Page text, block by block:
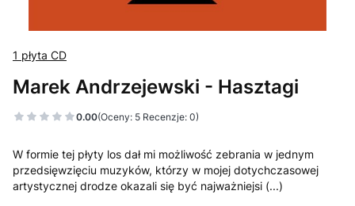
1 płyta CD
Marek Andrzejewski - Hasztagi
0.00(Oceny: 5 Recenzje: 0)
W formie tej płyty los dał mi możliwość zebrania w jednym
przedsięwzięciu muzyków, którzy w mojej dotychczasowej
artystycznej drodze okazali się być najważniejsi (...)